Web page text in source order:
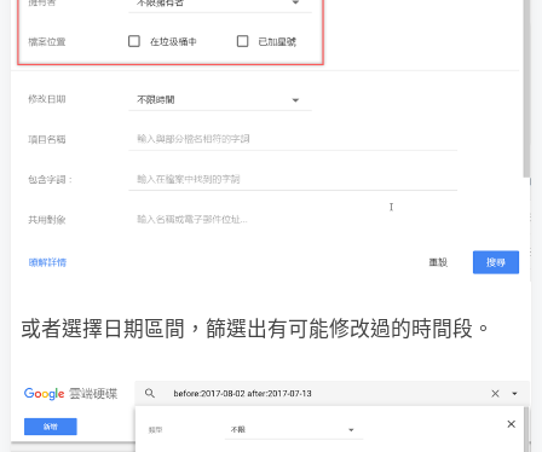
或者選擇日期區間，篩選出有可能修改過的時間段。